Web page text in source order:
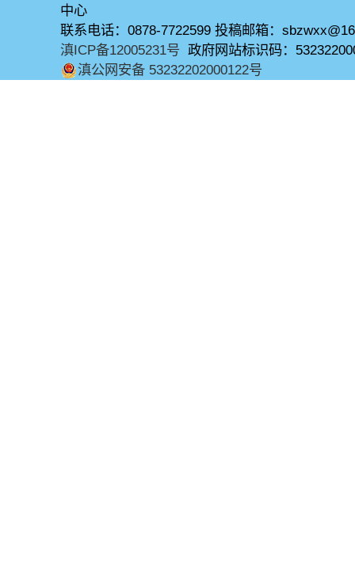
中心
联系电话：0878-7722599 投稿邮箱：
滇ICP备12005231号 政府网站标识码：
滇公网安备 53232202000122号